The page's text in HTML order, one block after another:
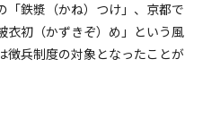
「鉄漿（かね）つけ」、京都で
衣初（かずきぞ）め」という風
徴兵制度の対象となったことが